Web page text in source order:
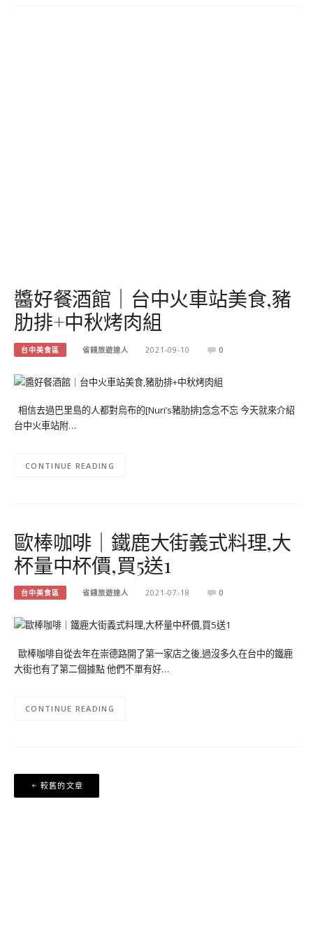
醬好餐酒館｜台中火車站美食,豬
肋排+中秋烤肉組
台中美食區 省錢旅遊達人 2021-09-10 0
相信去過巴里島的人都對烏布的[Nuri’s豬肋排]念念不忘 今天就來介紹
台中火車站附…
CONTINUE READING
歐棒咖啡｜鐵鹿大街義式料理,大
杯量中杯價,買5送1
台中美食區 省錢旅遊達人 2021-07-18 0
歐棒咖啡自從去年在崇德路開了第一家店之後,過沒多久在台中的鐵鹿
大街也有了第二個據點 他們不單有好…
CONTINUE READING
文
章
較舊的文章